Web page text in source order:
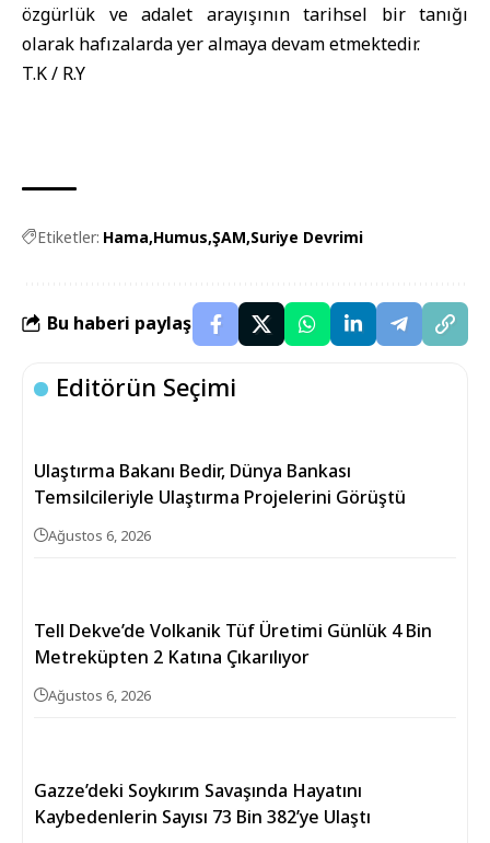
özgürlük ve adalet arayışının tarihsel bir tanığı
olarak hafızalarda yer almaya devam etmektedir.
T.K / R.Y
Etiketler: Hama Humus ŞAM Suriye Devrimi
Bu haberi paylaş
Editörün Seçimi
Ulaştırma Bakanı Bedir, Dünya Bankası
Temsilcileriyle Ulaştırma Projelerini Görüştü
Ağustos 6, 2026
Tell Dekve’de Volkanik Tüf Üretimi Günlük 4 Bin
Metreküpten 2 Katına Çıkarılıyor
Ağustos 6, 2026
Gazze’deki Soykırım Savaşında Hayatını
Kaybedenlerin Sayısı 73 Bin 382’ye Ulaştı